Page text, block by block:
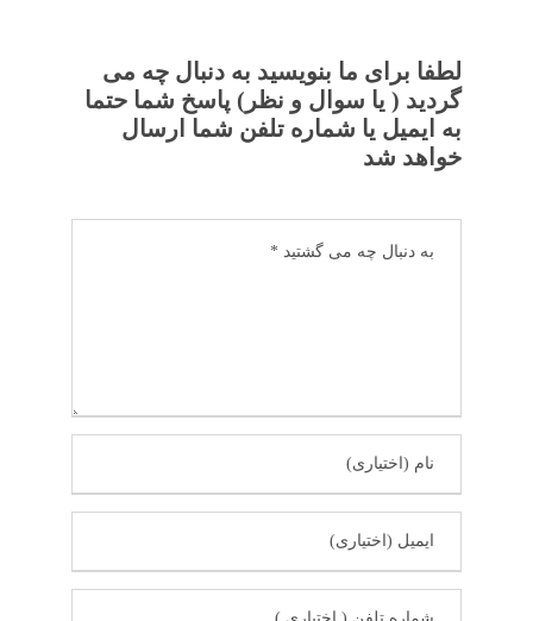
لطفا برای ما بنویسید به دنبال چه می
گردید ( یا سوال و نظر) پاسخ شما حتما
به ایمیل یا شماره تلفن شما ارسال
خواهد شد